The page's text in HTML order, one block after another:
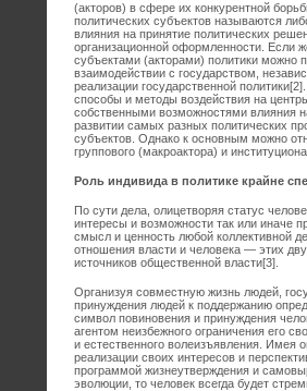
(акторов) в сфере их конкурентной
политических субъектов называются
влияния на принятие политических
организационной оформленности. Если
субъектами (акторами) политики можно
взаимодействии с государством,
реализации государственной
способы и методы воздействия на
собственными возможностями влияния
развитии самых разных политических
субъектов. Однако к основным можно
группового (макроактора) и
Роль индивида в политике крайне
По сути дела, олицетворяя статус
интересы и возможности так или иначе
смысл и ценность любой коллективной
отношения власти и человека — этих
источников общественной власти[3].
Организуя совместную жизнь людей,
принуждения людей к поддержанию
символ повиновения и принуждения
агентом неизбежного ограничения его
и естественного волеизъявления. Имея
реализации своих интересов и
программой жизнеутверждения и
эволюции, то человек всегда будет